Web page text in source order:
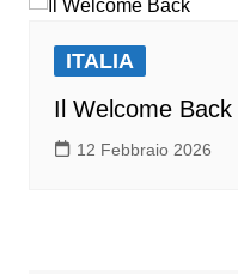
ITALIA
Il Welcome Back
12 Febbraio 2026